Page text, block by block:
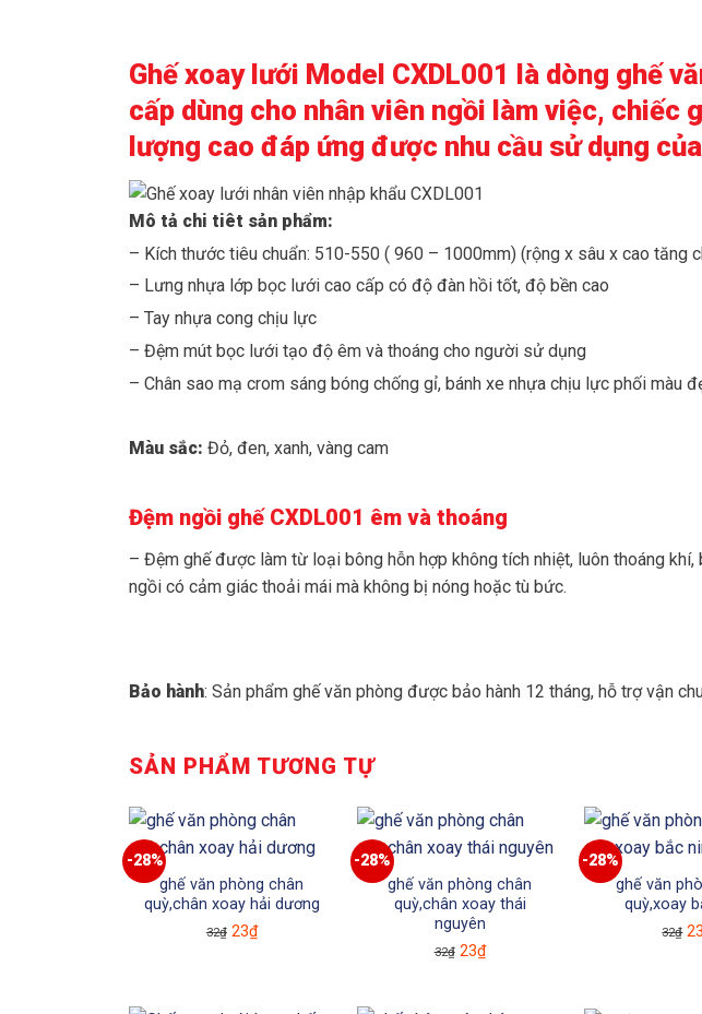
Ghế xoay lưới Model CXDL001 là dòng ghế
cấp dùng cho nhân viên ngồi làm việc, chiếc
lượng cao đáp ứng được nhu cầu sử dụng
Mô tả chi tiêt sản phẩm:
– Kích thước tiêu chuẩn: 510-550 ( 960 – 1000mm) (rộng x sâu x cao tăng
– Lưng nhựa lớp bọc lưới cao cấp có độ đàn hồi tốt, độ bền cao
– Tay nhựa cong chịu lực
– Đệm mút bọc lưới tạo độ êm và thoáng cho người sử dụng
– Chân sao mạ crom sáng bóng chống gỉ, bánh xe nhựa chịu lực phối màu
Màu sắc: Đỏ, đen, xanh, vàng cam
Đệm ngồi ghế CXDL001 êm và thoáng
– Đệm ghế được làm từ loại bông hỗn hợp không tích nhiệt, luôn thoáng
ngồi có cảm giác thoải mái mà không bị nóng hoặc tù bức.
Bảo hành: Sản phẩm ghế văn phòng được bảo hành 12 tháng, hỗ trợ vận
SẢN PHẨM TƯƠNG TỰ
-28%
ghế văn phòng chân
quỳ,chân xoay hải dương
32₫ Giá
23₫Giá
-28%
ghế văn phòng chân
quỳ,chân xoay thái
nguyên
32₫ Giá
23₫Giá
-28%
ghế văn
quỳ,xoay
32₫